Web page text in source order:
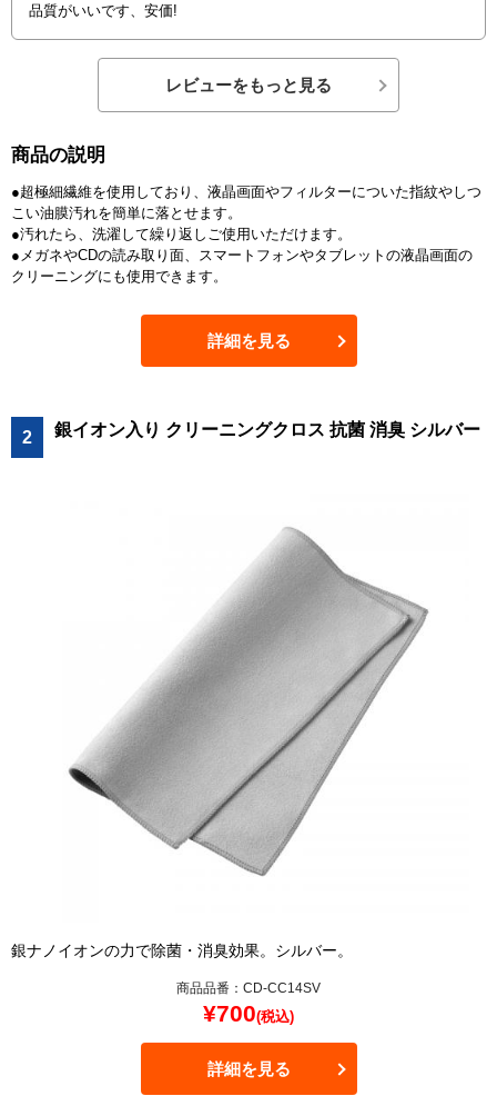
品質がいいです、安価!
レビューをもっと見る
商品の説明
●超極細繊維を使用しており、液晶画面やフィルターについた指紋やしつ
こい油膜汚れを簡単に落とせます。
●汚れたら、洗濯して繰り返しご使用いただけます。
●メガネやCDの読み取り面、スマートフォンやタブレットの液晶画面の
クリーニングにも使用できます。
詳細を見る
2 銀イオン入り クリーニングクロス 抗菌 消臭 シルバー
銀ナノイオンの力で除菌・消臭効果。シルバー。
商品品番：CD-CC14SV
¥700(税込)
詳細を見る